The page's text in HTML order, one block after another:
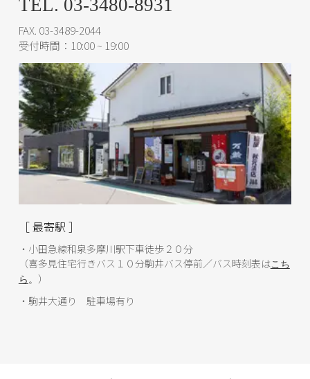
TEL. 03-3480-8931
FAX. 03-3489-2044
受付時間：10:00 ~ 19:00
［ 最寄駅 ］
・小田急線和泉多摩川駅下車徒歩２０分
（喜多見住宅行きバス１０分駒井バス停前／バス時刻表はこち
ら 。 ）
・駒井大通り 駐車場有り